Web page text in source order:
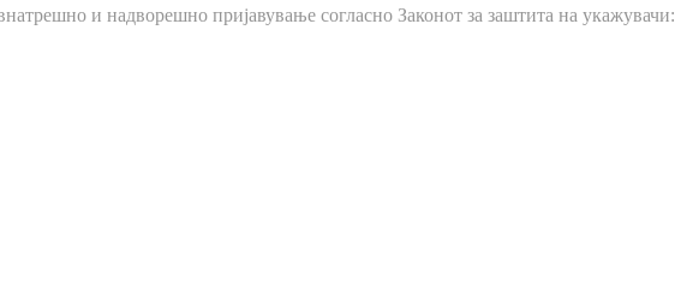
и надворешно пријавување согласно Законот за заштита на укажувачи: